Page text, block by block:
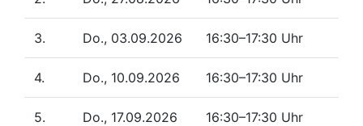
3. Do., 03.09.2026 16:30–17:30 Uhr
4. Do., 10.09.2026 16:30–17:30 Uhr
5. Do., 17.09.2026 16:30–17:30 Uhr